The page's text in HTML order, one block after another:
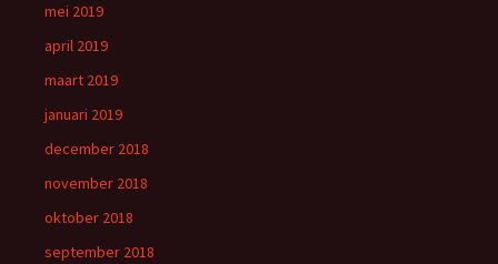
mei 2019
april 2019
maart 2019
januari 2019
december 2018
november 2018
oktober 2018
september 2018